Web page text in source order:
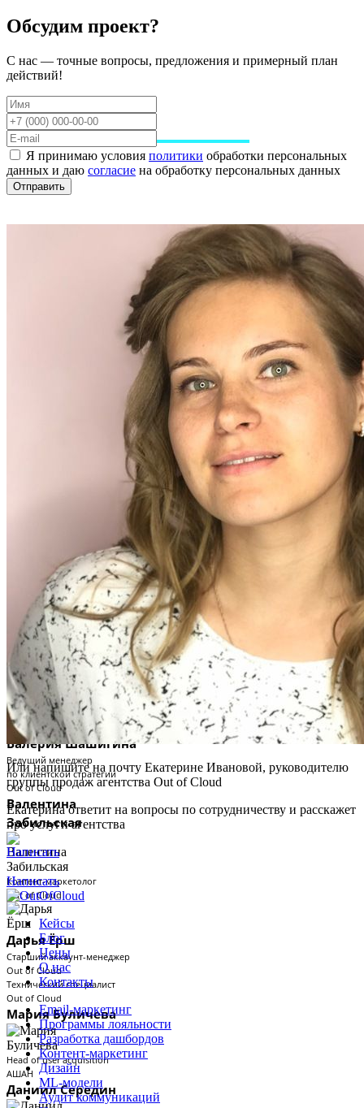
Валерия Шашигина
Ведущий менеджер
по клиентской стратегии
Out of Cloud
Валентина
Забильская
Контент-маркетолог
Out of Cloud
Дарья Ёрш
Старший аккаунт-менеджер
Out of Cloud
Технический специалист
Out of Cloud
Мария Буличева
Head of user acquisition
АШАН
Даниил Середин
Обсудим проект?
С нас — точные вопросы, предложения и примерный план
действий!
Я принимаю условия политики обработки персональных
данных и даю согласие на обработку персональных данных
Отправить
Или напишите на почту Екатерине Ивановой, руководителю
группы продаж агентства Out of Cloud
Екатерина ответит на вопросы по сотрудничеству и расскажет
про услуги агентства
Написать
Написать
Кейсы
Блог
Цены
О нас
Контакты
Email-маркетинг
Программы лояльности
Разработка дашбордов
Контент-маркетинг
Дизайн
ML-модели
Аудит коммуникаций